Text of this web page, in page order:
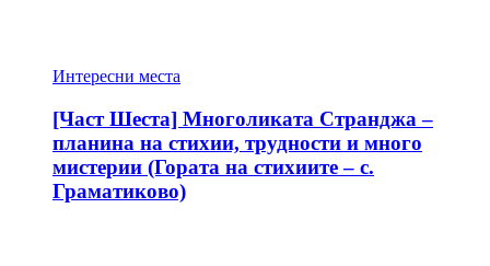
Интересни места
[Част Шеста] Многоликата Странджа –
планина на стихии, трудности и много
мистерии (Гората на стихиите – с.
Граматиково)